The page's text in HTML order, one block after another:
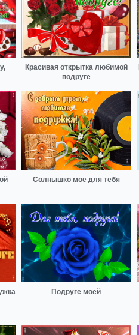
Красивая открытка любимой
подруге
Солнышко моё для тебя
Подруге моей